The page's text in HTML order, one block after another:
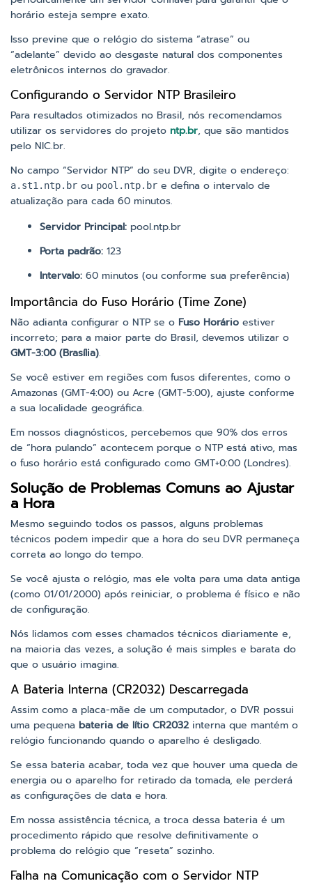
horário esteja sempre exato.
Isso previne que o relógio do sistema “atrase” ou
“adelante” devido ao desgaste natural dos componentes
eletrônicos internos do gravador.
Configurando o Servidor NTP Brasileiro
Para resultados otimizados no Brasil, nós recomendamos
utilizar os servidores do projeto ntp.br, que são mantidos
pelo NIC.br.
No campo “Servidor NTP” do seu DVR, digite o endereço:
a.st1.ntp.br ou pool.ntp.br e defina o intervalo de
atualização para cada 60 minutos.
Servidor Principal: pool.ntp.br
Porta padrão: 123
Intervalo: 60 minutos (ou conforme sua preferência)
Importância do Fuso Horário (Time Zone)
Não adianta configurar o NTP se o Fuso Horário estiver
incorreto; para a maior parte do Brasil, devemos utilizar o
GMT-3:00 (Brasília).
Se você estiver em regiões com fusos diferentes, como o
Amazonas (GMT-4:00) ou Acre (GMT-5:00), ajuste conforme
a sua localidade geográfica.
Em nossos diagnósticos, percebemos que 90% dos erros
de “hora pulando” acontecem porque o NTP está ativo, mas
o fuso horário está configurado como GMT+0:00 (Londres).
Solução de Problemas Comuns ao Ajustar
a Hora
Mesmo seguindo todos os passos, alguns problemas
técnicos podem impedir que a hora do seu DVR permaneça
correta ao longo do tempo.
Se você ajusta o relógio, mas ele volta para uma data antiga
(como 01/01/2000) após reiniciar, o problema é físico e não
de configuração.
Nós lidamos com esses chamados técnicos diariamente e,
na maioria das vezes, a solução é mais simples e barata do
que o usuário imagina.
A Bateria Interna (CR2032) Descarregada
Assim como a placa-mãe de um computador, o DVR possui
uma pequena bateria de lítio CR2032 interna que mantém o
relógio funcionando quando o aparelho é desligado.
Se essa bateria acabar, toda vez que houver uma queda de
energia ou o aparelho for retirado da tomada, ele perderá
as configurações de data e hora.
Em nossa assistência técnica, a troca dessa bateria é um
procedimento rápido que resolve definitivamente o
problema do relógio que “reseta” sozinho.
Falha na Comunicação com o Servidor NTP